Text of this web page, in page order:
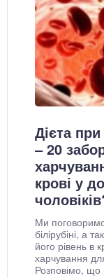
Дієта
– 20
крові у
Ми
білірубіні, а
його рівень в
харчування
Розповімо, що